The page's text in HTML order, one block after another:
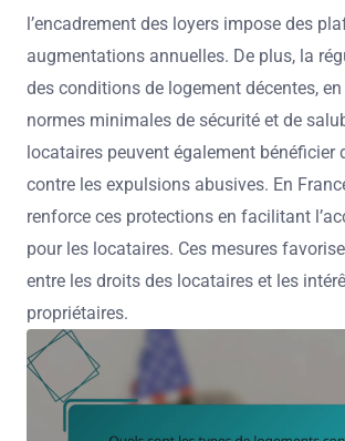
l’encadrement des loyers impose des
augmentations annuelles. De plus, la
des conditions de logement décentes,
normes minimales de sécurité et de
locataires peuvent également bénéficier
contre les expulsions abusives. En
renforce ces protections en facilitant
pour les locataires. Ces mesures
entre les droits des locataires et les
propriétaires.